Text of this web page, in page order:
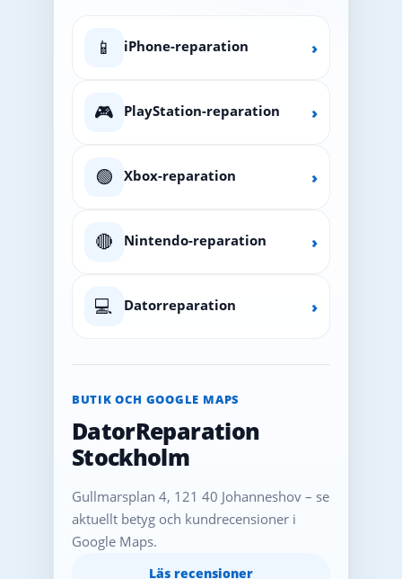
📱 iPhone-reparation ›
🎮 PlayStation-reparation ›
🟢 Xbox-reparation ›
🔴 Nintendo-reparation ›
💻 Datorreparation ›
BUTIK OCH GOOGLE MAPS
DatorReparation
Stockholm
Gullmarsplan 4, 121 40 Johanneshov – se
aktuellt betyg och kundrecensioner i
Google Maps.
Läs recensioner